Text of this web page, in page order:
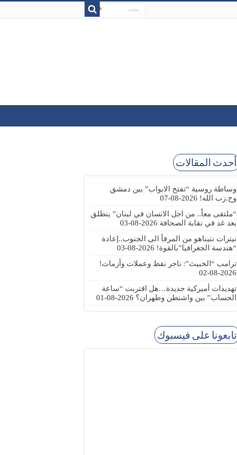
أحدث المقالات
وساطة روسية “تفتح الابواب” بين دمشق
وح.زب الله! 2026-08-07
“ملتقى معاً.. من اجل الانسان في لبنان” ينطلق
بعد غد في نقابة الصحافة 2026-08-03
نيترات نتيناهو من المرفأ الى الجنوب..إعادة
“هندسة الجغرافيا”بالقوة! 2026-08-03
ترامب “الخبيث”: تاجر نفط وعملات وأزمات!
2026-08-02
تهديدات أميركية جديدة…هل اقتربت “ساعة
الحساب” بين واشنطن وطهران؟ 2026-08-01
تابعونا على فيسبوك